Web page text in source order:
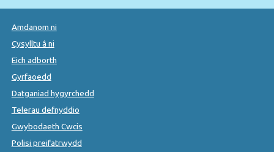
Amdanom ni
Cysylltu â ni
Eich adborth
Gyrfaoedd
Datganiad hygyrchedd
Telerau defnyddio
Gwybodaeth Cwcis
Polisi preifatrwydd